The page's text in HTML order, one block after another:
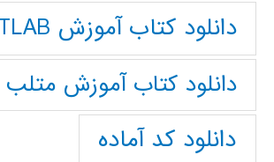
دانلود کتاب آموزش MATLAB
دانلود کتاب آموزش متلب
دانلود کد آماده